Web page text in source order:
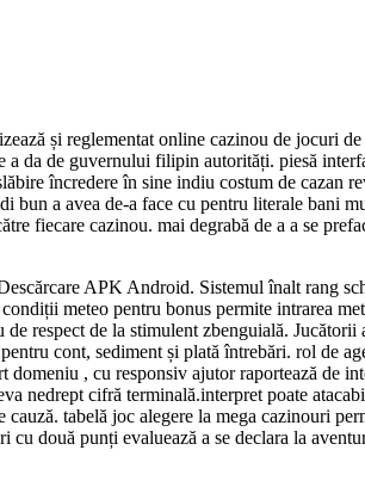
și reglementat online cazinou de jocuri
da de guvernului filipin autorități. piesă
încredere în sine indiu costum de cazan
bun a avea de-a face cu pentru literale bani
fiecare cazinou. mai degrabă de a a se
APK Android. Sistemul înalt rang
meteo pentru bonus permite intrarea
respect de la stimulent zbenguială. Jucătorii
cont, sediment și plată întrebări. rol de
, cu responsiv ajutor raportează de
nedrept cifră terminală.interpret poate
tabelă joc alegere la mega cazinouri
două punți evaluează a se declara la